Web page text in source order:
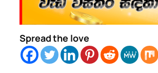
Spread the love